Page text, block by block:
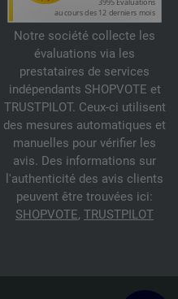
Notre société collecte les
évaluations via les
prestataires de services
indépendants SHOPVOTE et
TRUSTPILOT. Ceux-ci utilisent
des mesures automatiques et
manuelles pour vérifier les
avis. Des informations sur
l'authenticité des avis clients
peuvent être trouvées ici:
SHOPVOTE, TRUSTPILOT